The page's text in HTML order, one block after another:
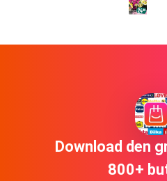
Download den
800+